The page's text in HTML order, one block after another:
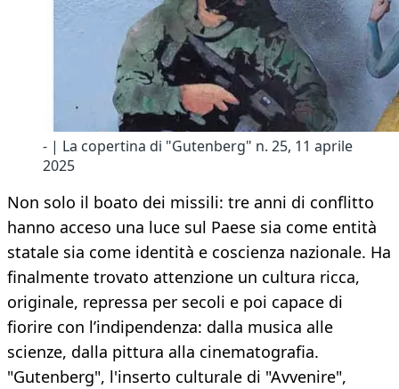
- | La copertina di "Gutenberg" n. 25, 11 aprile
2025
Non solo il boato dei missili: tre anni di conflitto
hanno acceso una luce sul Paese sia come entità
statale sia come identità e coscienza nazionale. Ha
finalmente trovato attenzione un cultura ricca,
originale, repressa per secoli e poi capace di
fiorire con l’indipendenza: dalla musica alle
scienze, dalla pittura alla cinematografia.
"Gutenberg", l'inserto culturale di "Avvenire",